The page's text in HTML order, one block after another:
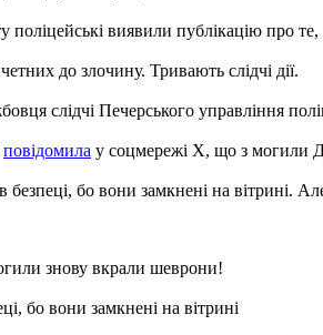
поліцейські виявили публікацію
до злочину. Тривають слідчі дії.
слідчі Печерського управління
повідомила у соцмережі Х, що з могили
бо вони замкнені на вітрині.
знову вкрали шеврони!
бо вони замкнені на вітрині